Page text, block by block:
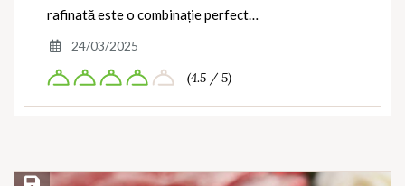
rafinată este o combinație perfect…
24/03/2025
(4.5 / 5)